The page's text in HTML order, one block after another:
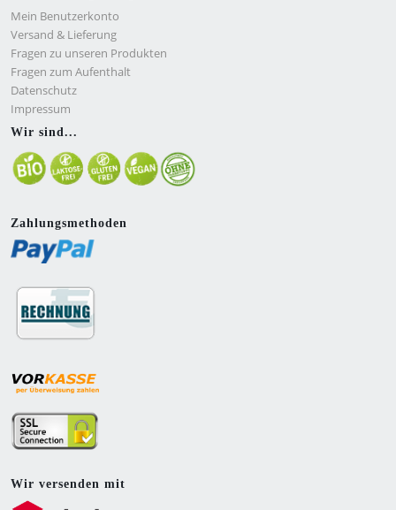
Mein Benutzerkonto
Versand & Lieferung
Fragen zu unseren Produkten
Fragen zum Aufenthalt
Datenschutz
Impressum
Wir sind...
Zahlungsmethoden
Wir versenden mit